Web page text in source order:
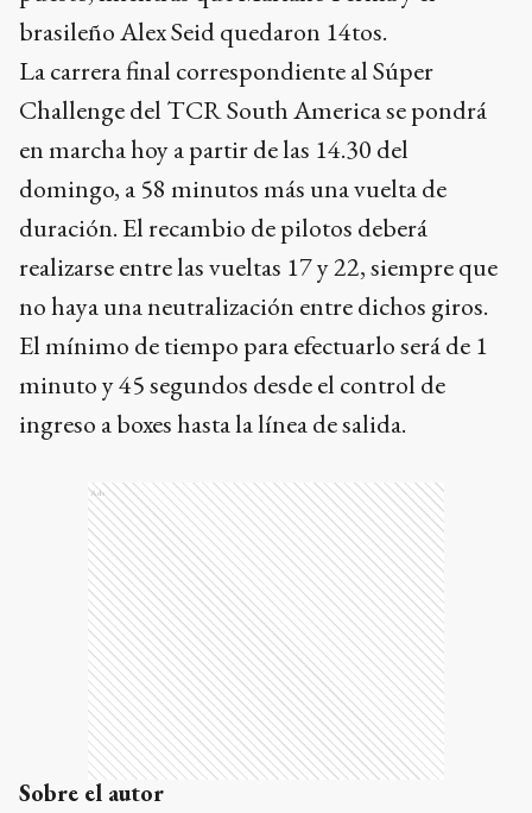
brasileño Alex Seid quedaron 14tos.
La carrera final correspondiente al Súper
Challenge del TCR South America se pondrá
en marcha hoy a partir de las 14.30 del
domingo, a 58 minutos más una vuelta de
duración. El recambio de pilotos deberá
realizarse entre las vueltas 17 y 22, siempre que
no haya una neutralización entre dichos giros.
El mínimo de tiempo para efectuarlo será de 1
minuto y 45 segundos desde el control de
ingreso a boxes hasta la línea de salida.
Ads
Sobre el autor